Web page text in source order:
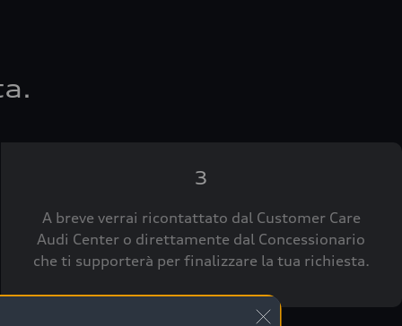
3
A breve verrai ricontattato dal Customer Care
Audi Center o direttamente dal Concessionario
che ti supporterà per finalizzare la tua richiesta.